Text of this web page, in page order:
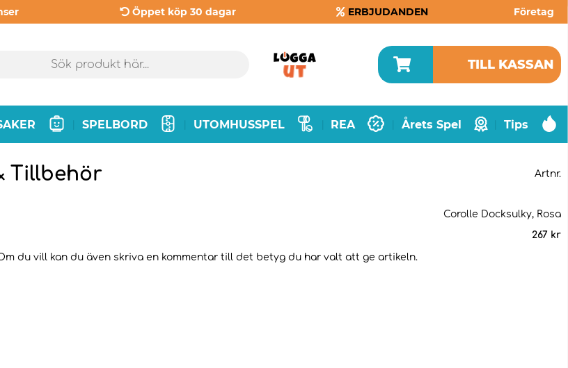
Öppet köp 30 dagar ERBJUDANDEN Företag
TILL KASSAN
SPELBORD UTOMHUSSPEL REA Årets Spel Tips
Tillbehör Artnr.
Corolle Docksulky, Rosa
267 kr
du vill kan du även skriva en kommentar till det betyg du har valt att ge artikeln.